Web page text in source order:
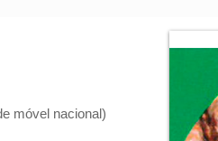
móvel nacional)